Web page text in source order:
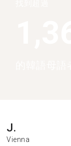
J.
Vienna